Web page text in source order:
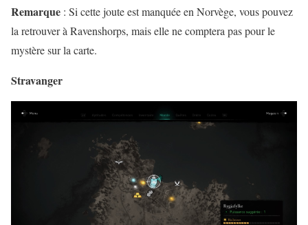
Remarque : Si cette joute est manquée en Norvège, vous pouvez
la retrouver à Ravenshorps, mais elle ne comptera pas pour le
mystère sur la carte.
Stravanger